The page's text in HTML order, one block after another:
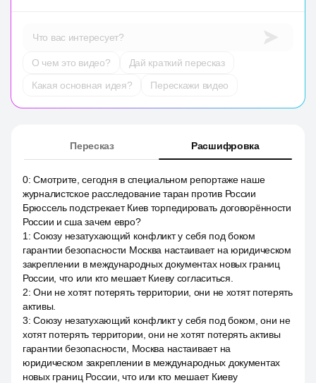
Что вас интересует?
О чем это видео?
Дай краткий пересказ
Какая основная идея?
Перескажи видео
Пересказ Расшифровка
0:Смотрите, сегодня в специальном репортаже наше
журналистское расследование таран против России
Брюссель подстрекает Киев торпедировать договорённости
России и сша зачем евро?
1 :Союзу незатухающий конфликт у себя под боком
гарантии безопасности Москва настаивает на юридическом
закреплении в международных документах новых границ
России, что или кто мешает Киеву согласиться.
2:Они не хотят потерять территории, они не хотят потерять
активы.
3:Союзу незатухающий конфликт у себя под боком, они не
хотят потерять территории, они не хотят потерять активы
гарантии безопасности, Москва настаивает на
юридическом закреплении в международных документах
новых границ России, что или кто мешает Киеву